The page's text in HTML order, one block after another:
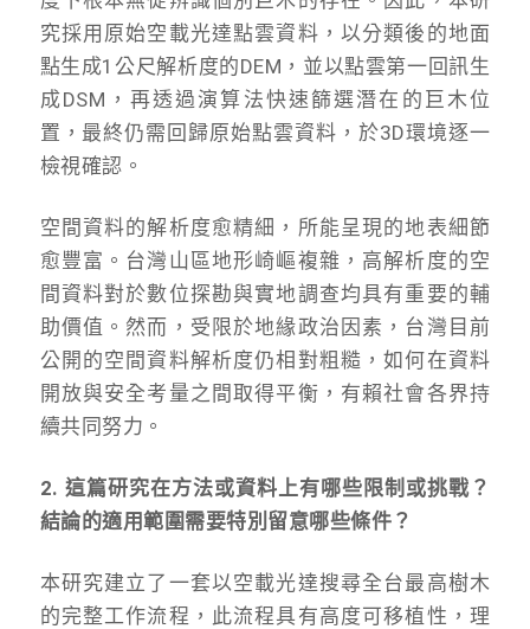
究採用原始空載光達點雲資料，以分類後的地面
點生成1公尺解析度的DEM，並以點雲第一回訊生
成DSM，再透過演算法快速篩選潛在的巨木位
置，最終仍需回歸原始點雲資料，於3D環境逐一
檢視確認。
空間資料的解析度愈精細，所能呈現的地表細節
愈豐富。台灣山區地形崎嶇複雜，高解析度的空
間資料對於數位探勘與實地調查均具有重要的輔
助價值。然而，受限於地緣政治因素，台灣目前
公開的空間資料解析度仍相對粗糙，如何在資料
開放與安全考量之間取得平衡，有賴社會各界持
續共同努力。
2. 這篇研究在方法或資料上有哪些限制或挑戰？
結論的適用範圍需要特別留意哪些條件？
本研究建立了一套以空載光達搜尋全台最高樹木
的完整工作流程，此流程具有高度可移植性，理